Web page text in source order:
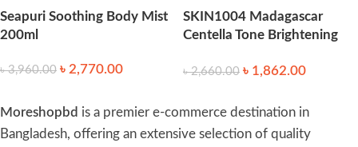
Seapuri Soothing Body Mist
200ml
৳3,960.00 ৳ 2,770.00
SKIN1004 Madagascar
Centella Tone Brightening
৳2,660.00 ৳ 1,862.00
Moreshopbd is a premier e-commerce destination in
Bangladesh, offering an extensive selection of quality